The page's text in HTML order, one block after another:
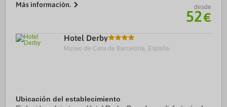
Milà y Paseo de Gracia. Además, ...
Más información. desde
52€
Hotel Derby
Museo de Cera de Barcelona, España.
Ubicación del establecimiento